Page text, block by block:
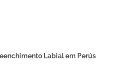
Labial em Perús